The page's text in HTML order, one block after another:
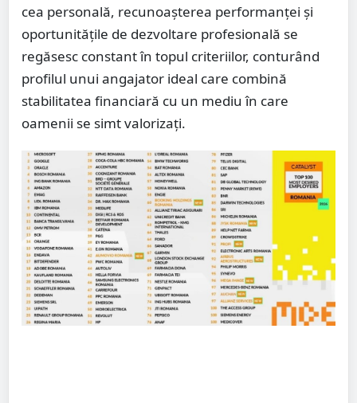
cea personală, recunoașterea performanței și
oportunitățile de dezvoltare profesională se
regăsesc constant în topul criteriilor, conturând
profilul unui angajator ideal care combină
stabilitatea financiară cu un mediu în care
oamenii se simt valorizați.